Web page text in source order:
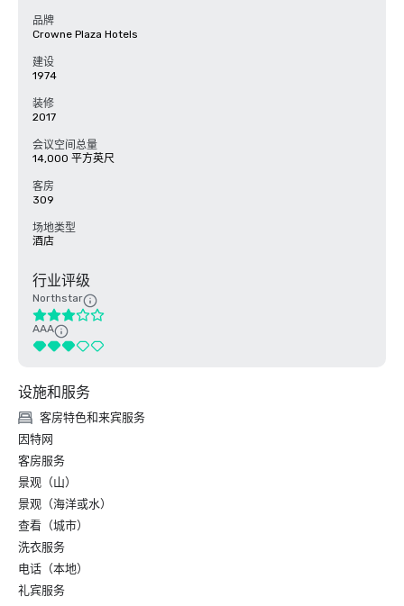
品牌
Crowne Plaza Hotels
建设
1974
装修
2017
会议空间总量
14,000 平方英尺
客房
309
场地类型
酒店
行业评级
Northstar
AAA
设施和服务
客房特色和来宾服务
因特网
客房服务
景观（山）
景观（海洋或水）
查看（城市）
洗衣服务
电话（本地）
礼宾服务